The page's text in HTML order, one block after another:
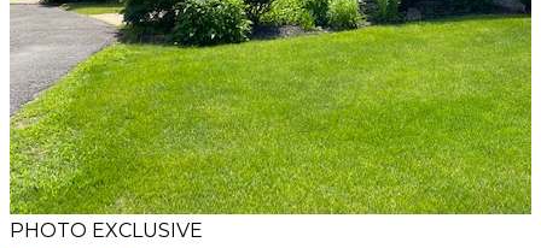
PHOTO EXCLUSIVE